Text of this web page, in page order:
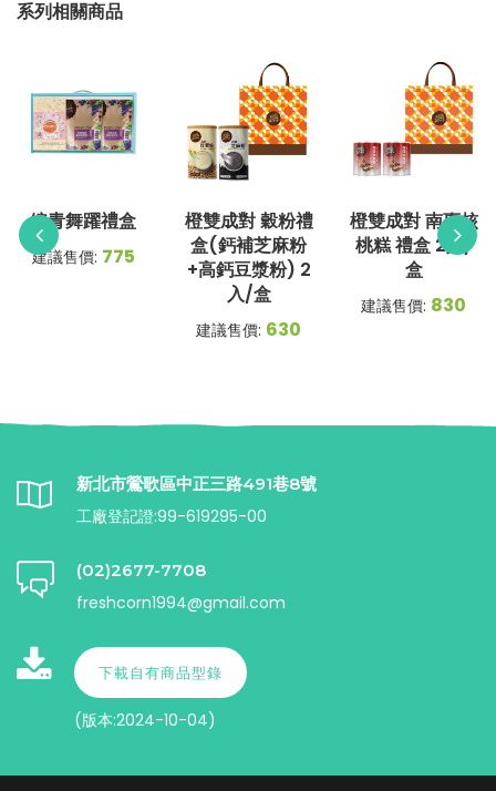
系列相關商品
綻青舞躍禮盒
建議售價: 775
橙雙成對 穀粉禮
盒(鈣補芝麻粉
+高鈣豆漿粉) 2
入/盒
建議售價: 630
橙雙成對 南棗核
桃糕 禮盒 2入/
盒
建議售價: 830
新北市鶯歌區中正三路491巷8號
工廠登記證:99-619295-00
(02)2677-7708
freshcorn1994@gmail.com
下載自有商品型錄
(版本:2024-10-04)